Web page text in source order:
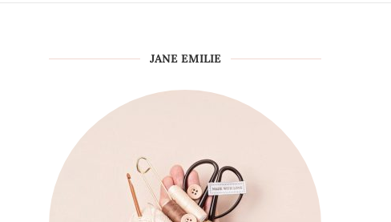
JANE EMILIE